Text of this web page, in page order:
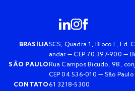
BRASÍLIASCS, Quadra 1, Bloco F, Ed.
andar — CEP 70.397-900 —
SÃO PAULO Rua Campos Bicudo, 98,
CEP 04.536-010 — São Paulo
CONTATO 61 3218-5300